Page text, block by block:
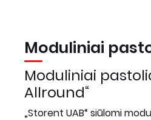
Moduliniai
Moduliniai
Allround“
„Storent UAB“ siūlomi